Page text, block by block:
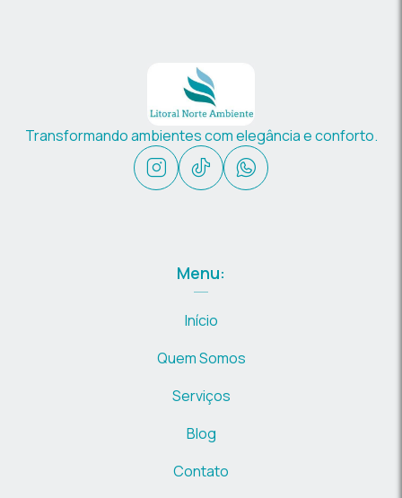
Transformando ambientes com elegância e conforto.
Menu:
Início
Quem Somos
Serviços
Blog
Contato